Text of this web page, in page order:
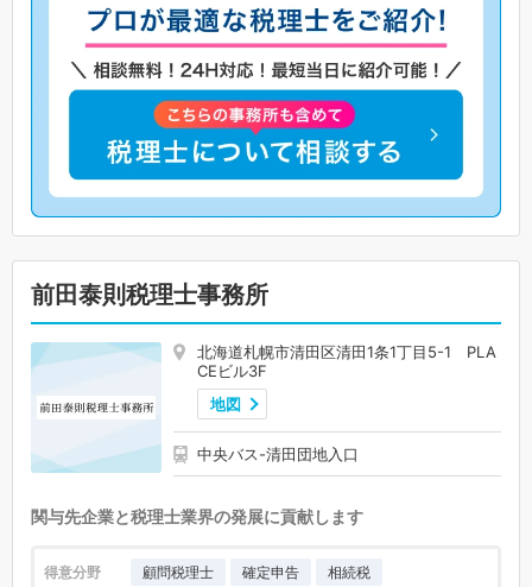
前田泰則税理士事務所
北海道札幌市清田区清田1条1丁目5-1 PLA
CEビル3F
地図
中央バス-清田団地入口
関与先企業と税理士業界の発展に貢献します
得意分野 顧問税理士 確定申告 相続税